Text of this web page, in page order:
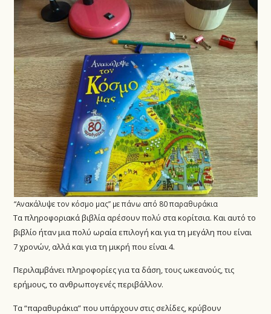
“Ανακάλυψε τον κόσμο μας” με πάνω από 80 παραθυράκια
Τα πληροφοριακά βιβλία αρέσουν πολύ στα κορίτσια. Και αυτό το
βιβλίο ήταν μια πολύ ωραία επιλογή και για τη μεγάλη που είναι
7 χρονών, αλλά και για τη μικρή που είναι 4.
Περιλαμβάνει πληροφορίες για τα δάση, τους ωκεανούς, τις
ερήμους, το ανθρωπογενές περιβάλλον.
Τα “παραθυράκια” που υπάρχουν στις σελίδες, κρύβουν